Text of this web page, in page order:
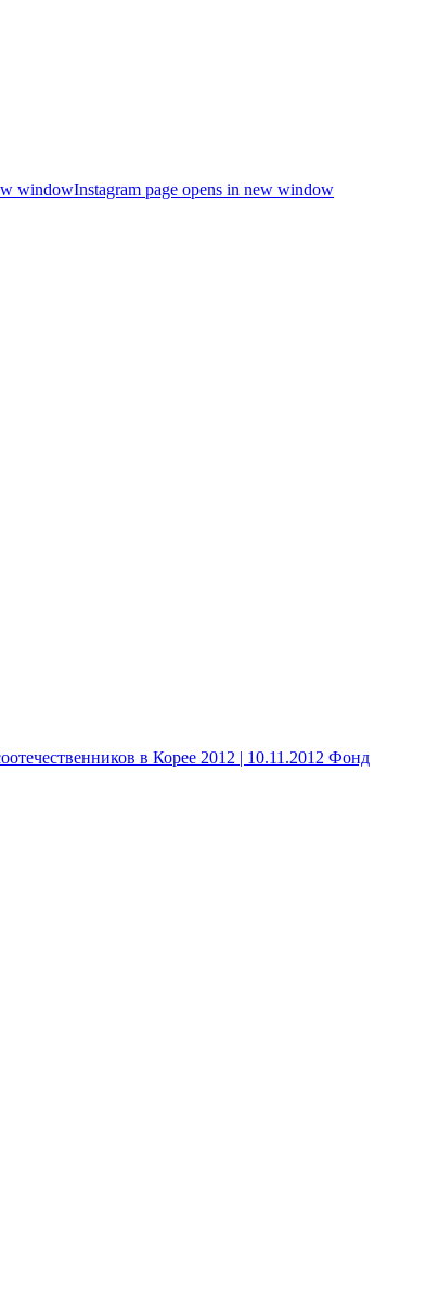
windowInstagram page opens in new window
в Корее 2012 | 10.11.2012 Фонд